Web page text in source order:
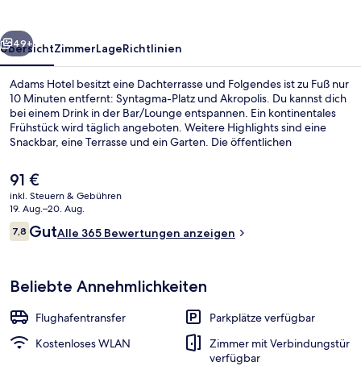
Weiter
49+
ÜbersichtZimmerLageRichtlinien
Adams Hotel besitzt eine Dachterrasse und Folgendes ist zu Fuß nur
10 Minuten entfernt: Syntagma-Platz und Akropolis. Du kannst dich
bei einem Drink in der Bar/Lounge entspannen. Ein kontinentales
Frühstück wird täglich angeboten. Weitere Highlights sind eine
Snackbar, eine Terrasse und ein Garten. Die öffentlichen
Bahn-Haltestelle Akropoli sind es 4 Minuten und zur
Straßenbahnhaltestelle Zappio 8 Minuten.
Der
aktuelle
Preis
beträgt
91 €.
91 €
inkl. Steuern & Gebühren
19. Aug.–20. Aug.
Bewertungen
7,87,8 von 10.
GutAlle 365 Bewertungen anzeigen
Beliebte Annehmlichkeiten
Flughafentransfer
Parkplätze verfügbar
Kostenloses WLAN
Zimmer mit Verbindungstür
verfügbar